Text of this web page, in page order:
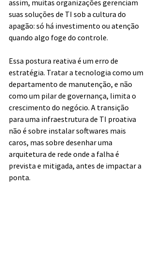
assim, muitas organizações gerenciam
suas soluções de TI sob a cultura do
apagão: só há investimento ou atenção
quando algo foge do controle.
Essa postura reativa é um erro de
estratégia. Tratar a tecnologia como um
departamento de manutenção, e não
como um pilar de governança, limita o
crescimento do negócio. A transição
para uma infraestrutura de TI proativa
não é sobre instalar softwares mais
caros, mas sobre desenhar uma
arquitetura de rede onde a falha é
prevista e mitigada, antes de impactar a
ponta.